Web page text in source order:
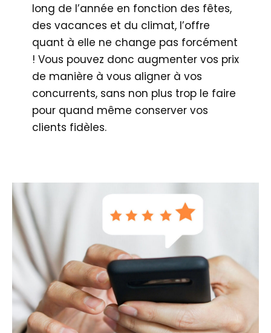
long de l’année en fonction des fêtes,
des vacances et du climat, l’offre
quant à elle ne change pas forcément
! Vous pouvez donc augmenter vos prix
de manière à vous aligner à vos
concurrents, sans non plus trop le faire
pour quand même conserver vos
clients fidèles.